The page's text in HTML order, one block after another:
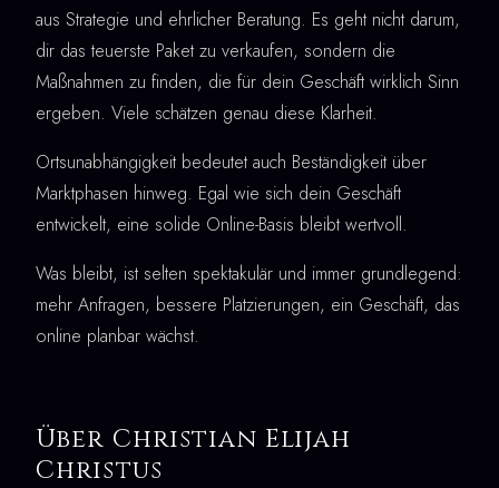
aus Strategie und ehrlicher Beratung. Es geht nicht darum,
dir das teuerste Paket zu verkaufen, sondern die
Maßnahmen zu finden, die für dein Geschäft wirklich Sinn
ergeben. Viele schätzen genau diese Klarheit.
Ortsunabhängigkeit bedeutet auch Beständigkeit über
Marktphasen hinweg. Egal wie sich dein Geschäft
entwickelt, eine solide Online-Basis bleibt wertvoll.
Was bleibt, ist selten spektakulär und immer grundlegend:
mehr Anfragen, bessere Platzierungen, ein Geschäft, das
online planbar wächst.
Über Christian Elijah
Christus